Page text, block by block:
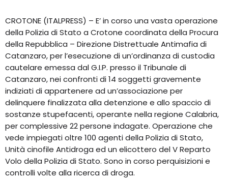
CROTONE (ITALPRESS) – E’ in corso una vasta operazione
della Polizia di Stato a Crotone coordinata della Procura
della Repubblica – Direzione Distrettuale Antimafia di
Catanzaro, per l’esecuzione di un’ordinanza di custodia
cautelare emessa dal G.I.P. presso il Tribunale di
Catanzaro, nei confronti di 14 soggetti gravemente
indiziati di appartenere ad un’associazione per
delinquere finalizzata alla detenzione e allo spaccio di
sostanze stupefacenti, operante nella regione Calabria,
per complessive 22 persone indagate. Operazione che
vede impiegati oltre 100 agenti della Polizia di Stato,
Unità cinofile Antidroga ed un elicottero del V Reparto
Volo della Polizia di Stato. Sono in corso perquisizioni e
controlli volte alla ricerca di droga.